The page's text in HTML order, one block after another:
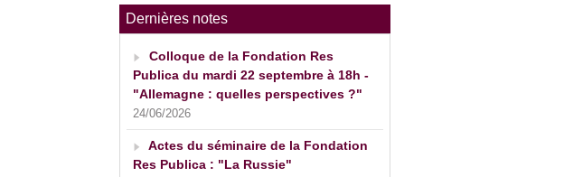
Dernières notes
Colloque de la Fondation Res
Publica du mardi 22 septembre à 18h -
"Allemagne : quelles perspectives ?"
24/06/2026
Actes du séminaire de la Fondation
Res Publica : "La Russie"